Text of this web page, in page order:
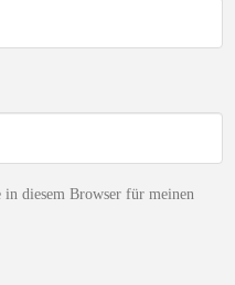
diesem Browser für meinen